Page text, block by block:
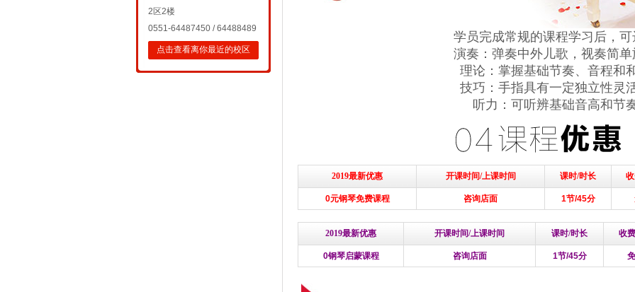
2区2楼
0551-64487450 / 64488489
点击查看离你最近的校区
学员完成常规的课程学习后，可
演奏：弹奏中外儿歌，视奏简单
理论：掌握基础节奏、音程和
技巧：手指具有一定独立性灵
听力：可听辨基础音高和节
2019最新优惠 开课时间/上课时间 课时/时长
0元钢琴免费课程 咨询店面 1节/45分
2019最新优惠 开课时间/上课时间 课时/时长 收
0钢琴启蒙课程 咨询店面 1节/45分